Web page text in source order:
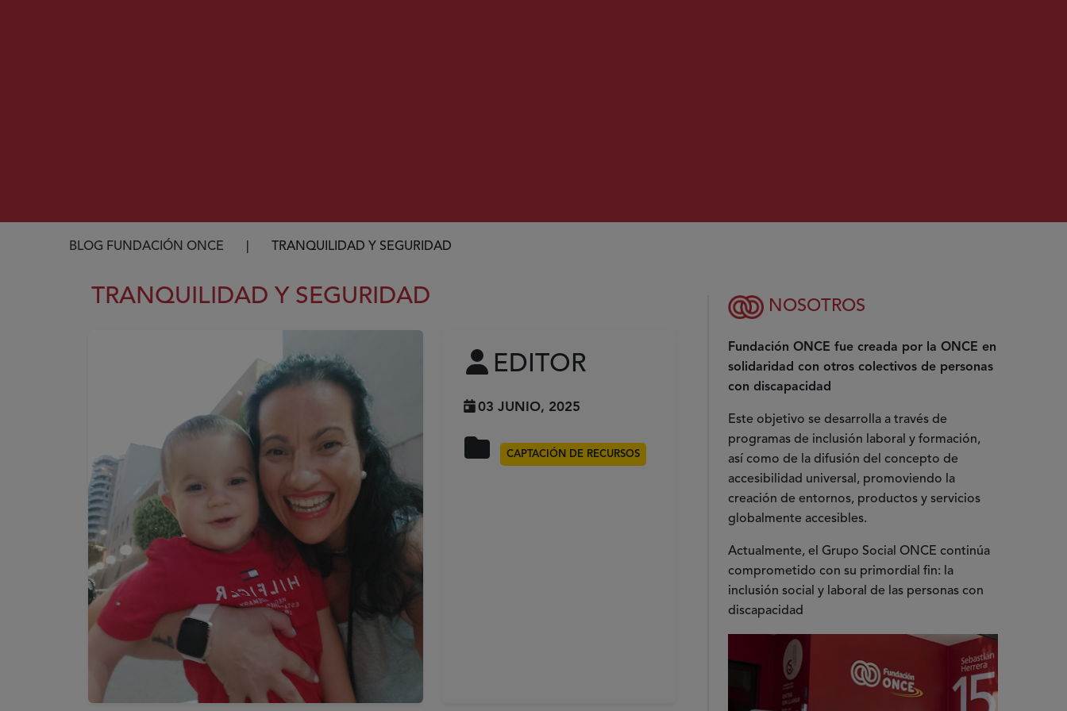
Ruta de navegación
BLOG FUNDACIÓN ONCE TRANQUILIDAD Y SEGURIDAD
TRANQUILIDAD Y SEGURIDAD
EDITOR
03 JUNIO, 2025
CAPTACIÓN DE RECURSOS
NOSOTROS
Fundación ONCE fue creada por la ONCE en
solidaridad con otros colectivos de personas
con discapacidad
Este objetivo se desarrolla a través de
programas de inclusión laboral y formación,
así como de la difusión del concepto de
accesibilidad universal, promoviendo la
creación de entornos, productos y servicios
globalmente accesibles.
Actualmente, el Grupo Social ONCE continúa
comprometido con su primordial fin: la
inclusión social y laboral de las personas con
discapacidad